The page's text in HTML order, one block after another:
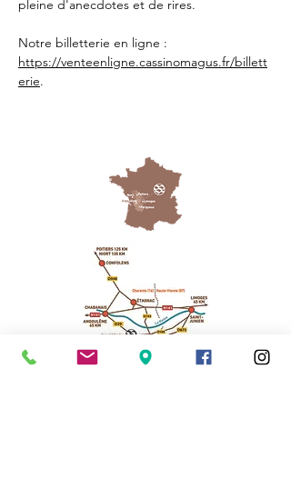
pleine d'anecdotes et de rires.
Notre billetterie en ligne :
https://venteenligne.cassinomagus.fr/billett
erie.